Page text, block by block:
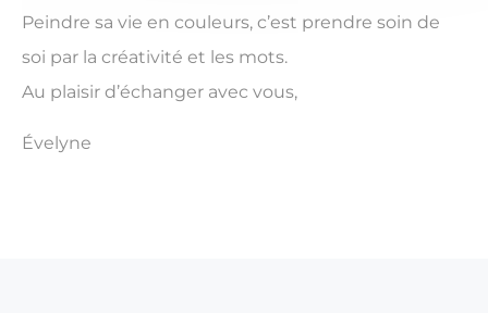
Peindre sa vie en couleurs, c’est prendre soin de
soi par la créativité et les mots.
Au plaisir d’échanger avec vous,
Évelyne